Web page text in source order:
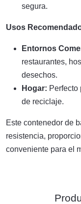
segura.
Usos
Entornos
restaurantes,
desechos.
Hogar: Perfecto
de reciclaje.
Este contenedor de
resistencia,
conveniente para el